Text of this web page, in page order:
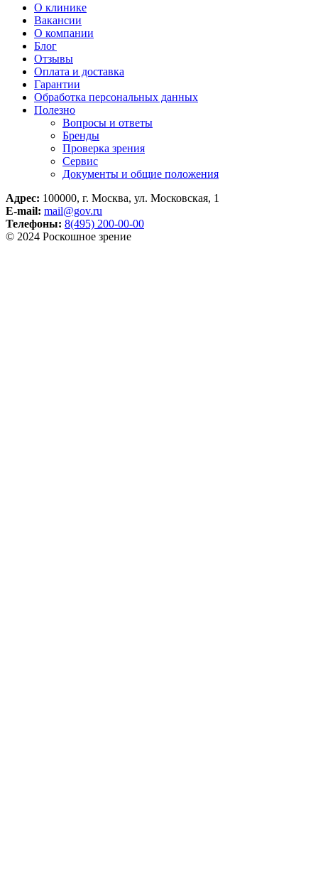
О клинике
Вакансии
О компании
Блог
Отзывы
Оплата и доставка
Гарантии
Обработка персональных данных
Полезно
Вопросы и ответы
Бренды
Проверка зрения
Сервис
Документы и общие положения
Адрес: 100000, г. Москва, ул. Московская, 1
E-mail: mail@gov.ru
Телефоны: 8(495) 200-00-00
© 2024 Роскошное зрение